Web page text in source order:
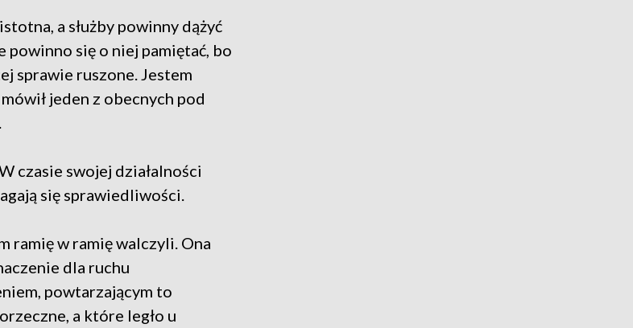
a służby powinny dążyć
powinno się o niej pamiętać, bo
sprawie ruszone. Jestem
jeden z obecnych pod
czasie swojej działalności
się sprawiedliwości.
ramię w ramię walczyli. Ona
dla ruchu
powtarzającym to
a które legło u